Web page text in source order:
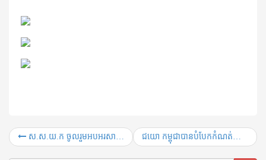
ស.ស.យ.ក ចូល​រួម​អបអរសាទរ​ទិវា​បុណ្យ​ឯករាជ្យ​ជាតិ​ខួប​លើក​ទី ៦៥ ០៩ វិច្ឆិកា ១៩៥៣ – ០៩ វិច្ឆិកា ២០១៨ ជយោ កម្ពុជា​បាន​បំបែក​​កំណត់​ត្រា​​​ ទូក​ង វែង​​ជាង​​គេលើ​​ពិភពលោក